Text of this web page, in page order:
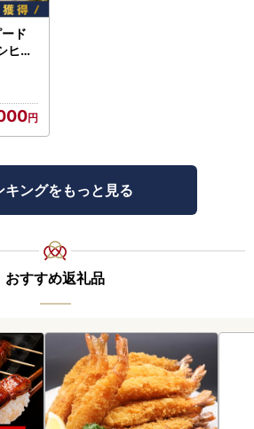
ド
ヒカ
栽培
キングをもっと見る
おすすめ返礼品